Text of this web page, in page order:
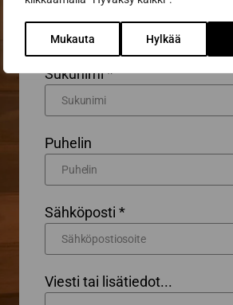
Mukauta Hylkää
Etunimi *
Sukunimi *
Puhelin
Sähköposti *
Viesti tai lisätiedot...